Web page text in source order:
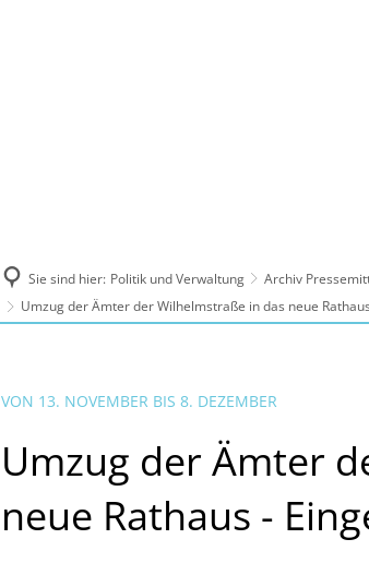
Sie sind hier: Politik und Verwaltung Archiv
Umzug der Ämter der Wilhelmstraße in das neue
VON 13. NOVEMBER BIS 8. DEZEMBER
Umzug der Ämter
neue Rathaus -